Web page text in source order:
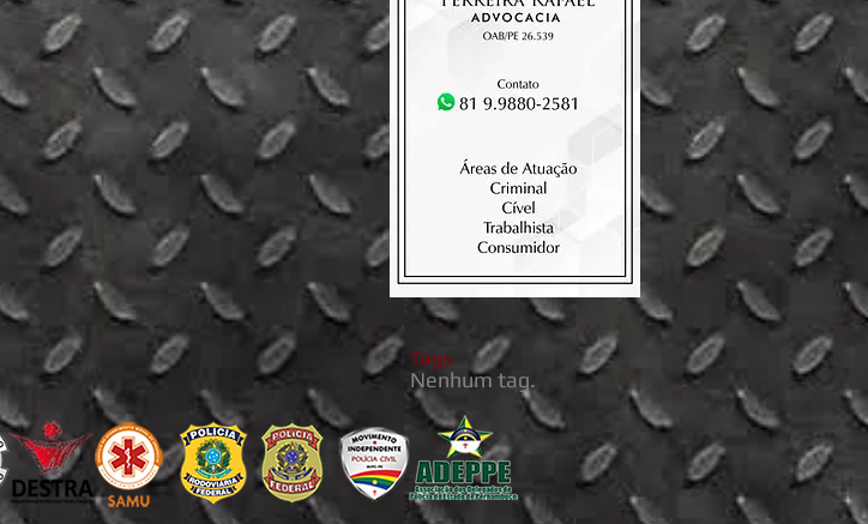
Tags
Nenhum tag.